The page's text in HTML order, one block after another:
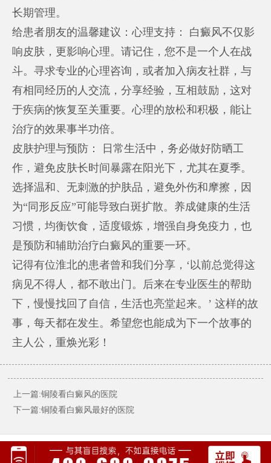
长期管理。
给患者朋友的温馨建议：心理支持： 白癜风不仅影
响皮肤，更影响心理。请记住，您不是一个人在战
斗。寻求专业的心理咨询，或者加入病友社群，与
有相同经历的人交流，分享经验，互相鼓励，这对
于疾病的恢复至关重要。心理的放松和积极，能让
治疗的效果事半功倍。
皮肤护理与预防： 日常生活中，务必做好防晒工
作，避免皮肤长时间暴露在阳光下，尤其在夏季。
选择温和、无刺激的护肤品，避免外伤和摩擦，因
为“同形反应”可能导致白斑扩散。养成健康的生活
习惯，均衡饮食，适度锻炼，增强自身免疫力，也
是预防和辅助治疗白癜风的重要一环。
记得有位淮北的患者曾和我们分享，‘以前总觉得这
病见不得人，都不敢出门。后来在专业医生的帮助
下，慢慢找回了自信，生活也亮堂起来。’ 这样的故
事，每天都在发生。希望您也能成为下一个故事的
主人公，重焕光彩！
上一篇:铜陵看白癜风的医院
下一篇:铜陵看白癜风最好的医院